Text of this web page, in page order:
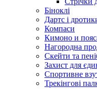
Біноклі
Дартс і
Компаси
Кимоно и
Нагородна
Скейти та
Захист для
Спортивне
Трекінгові